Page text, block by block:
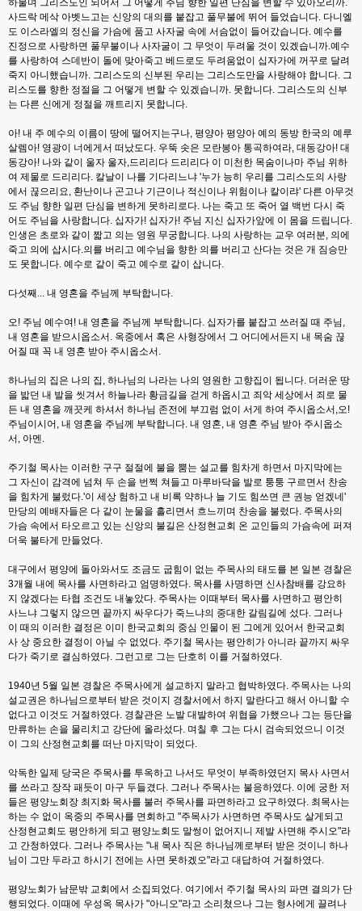
하물며 그리스도인 되어서 그 어떻게 주님 향한 일편 단심을 변할 수 있아오리까.
사드락 메삭 아벳느고는 신앙의 대의를 붙잡고 풀무불에 뛰어 들었습니다. 다니엘
도 이스라엘의 정신을 가슴에 품고 사자굴 속에 서슴없이 들어갔습니다. 예수를
진정으로 사랑하면 풀무불이나 사자굴이 그 무엇이 두려울 것이 있겠습니까.예수
를 사랑하여 스데반이 돌에 맞아죽고 베드로도 두려움없이 십자가에 꺼꾸로 달려
죽지 아니했습니까. 그리스도의 신부된 우리는 그리스도만을 사랑해야 합니다. 그
리스도를 향한 정절을 그 어떻게 변할 수 있겠습니까. 못합니다. 그리스도의 신부
는 다른 신에게 정절을 깨트리지 못합니다.
아! 내 주 예수의 이름이 땅에 떨어지는구나, 평양아 평양아 예의 동방 한국의 예루
살렘아! 영광이 너에게서 떠났도다. 우뚝 솟은 모란봉아 통곡하여라, 대동강아! 대
동강아! 나와 같이 울자 울자,드리리다 드리리다 이 미천한 목숨이나마 주님 위하
여 제물로 드리리다. 칼날이 나를 기다리느냐 '누가 능히 우리를 그리스도의 사랑
에서 끊으리요, 환난이나 곤고나 기근이나 적신이나 위험이나 칼이랴' 다른 아무것
도 주님 향한 일편 단심을 변하게 못하리로다. 나는 죽고 또 죽어 열 백번 다시 죽
어도 주님을 사랑합니다. 십자가! 십자가! 주님 지신 십자가앞에 이 몸을 드립니다.
인생은 초로와 같이 짧고 의는 영원 무궁합니다. 나의 사랑하는 교우 여러분, 의에
죽고 의에 삽시다.의를 버리고 예수님을 향한 의를 버리고 산다는 것은 개 짐승만
도 못합니다. 예수로 같이 죽고 예수로 같이 삽니다.
다섯째... 내 영혼을 주님께 부탁합니다.
오! 주님 예수여! 내 영혼을 주님께 부탁합니다. 십자가를 붙잡고 쓰러질 때 주님,
내 영혼을 받으시옵소서. 옥중에서 혹은 사형장에서 그 어디에서든지 내 목숨 끊
어질 때 꼭 내 영혼 받아 주시옵소서.
하나님의 집은 나의 집, 하나님의 나라는 나의 영원한 고향집이 됩니다. 더러운 땅
을 밟던 내 발을 씻겨서 하늘나라 황금길을 걷게 하옵시고 죄악 세상에서 죄로 물
든 내 영혼을 깨끗케 하셔서 하나님 존전에 부끄럼 없이 서게 하여 주시옵소서,오!
주님이시어, 내 영혼을 주님께 부탁합니다. 내 영혼, 내 영혼 주님 받아 주시옵소
서, 아멘.
주기철 목사는 이러한 구구 절절에 불을 뿜는 설교를 힘차게 하면서 마지막에는
그 자신이 감격에 넘쳐 두 손을 번쩍 쳐들고 마루바닥을 발로 퉁퉁 구르면서 찬송
을 힘차게 불렀다.'이 세상 험하고 내 비록 약하나 늘 기도 힘쓰면 큰 권능 얻겠네'
만당의 예배자들은 다 같이 눈물을 흘리면서 흐느끼며 찬송을 불렀다. 주목사의
가슴 속에서 타오르고 있는 신앙의 불길은 산정현교회 온 교인들의 가슴속에 퍼져
더욱 불타게 만들었다.
대구에서 평양에 돌아와서도 조금도 굽힘이 없는 주목사의 태도를 본 일본 경찰은
3개월 내에 목사를 사면하라고 엄명하였다. 목사를 사명하면 신사참배를 강요하
지 않겠다는 타협 조건도 내놓았다. 주목사는 이때부터 목사를 사면하고 평안히
사느냐 그렇지 않으면 끝까지 싸우다가 죽느냐의 중대한 갈림길에 섰다. 그러나
이 때의 이러한 결정은 이미 한국교회의 중심 인물이 된 그에게 있어서 한국교회
사 상 중요한 결정이 아닐 수 없었다. 주기철 목사는 평안히가 아니라 끝까지 싸우
다가 죽기로 결심하였다. 그런고로 그는 단호히 이를 거절하였다.
1940년 5월 일본 경찰은 주목사에게 설교하지 말라고 협박하였다. 주목사는 나의
설교권은 하나님으로부터 받은 것이지 경찰서에서 하지 말란다고 해서 아니할 수
없다고 이것도 거절하였다. 경찰관은 노발 대발하여 위협을 가했으나 그는 등단을
만류하는 손을 물리치고 강단에 올라섰다. 며칠 후 그는 다시 검속되었으니 이것
이 그의 산정현교회를 떠난 마지막이 되었다.
악독한 일제 당국은 주목사를 투옥하고 나서도 무엇이 부족하였던지 목사 사면서
를 쓰라고 장작 패듯이 마구 두들겼다. 그러나 주목사는 불응하였다. 이에 궁한 저
들은 평양노회장 최지화 목사를 불러 주목사를 파면하라고 요구하였다. 최목사는
하는 수 없이 옥중의 주목사를 면회하고 "주목사가 사면하면 주목사도 살게되고
산정현교회도 평안하게 되고 평양노회도 말썽이 없어지니 제발 사면해 주시오"라
고 간청하였다. 그러나 주목사는 "내 목사 직은 하나님께로부터 받은 것이니 하나
님이 그만 두라고 하시기 전에는 사면 못하겠오"라고 대답하여 거절하였다.
평양노회가 남문밖 교회에서 소집되었다. 여기에서 주기철 목사의 파면 결의가 단
행되었다. 이때에 우성옥 목사가 "아니오"라고 소리쳤으나 그는 형사에게 끌려나